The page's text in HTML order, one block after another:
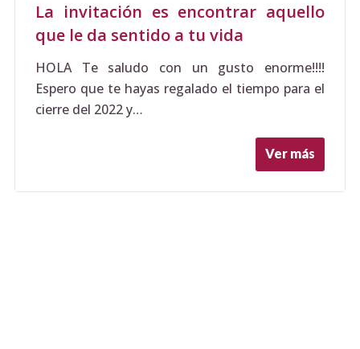
La invitación es encontrar aquello
que le da sentido a tu vida
HOLA Te saludo con un gusto enorme!!!!
Espero que te hayas regalado el tiempo para el
cierre del 2022 y…
Ver más